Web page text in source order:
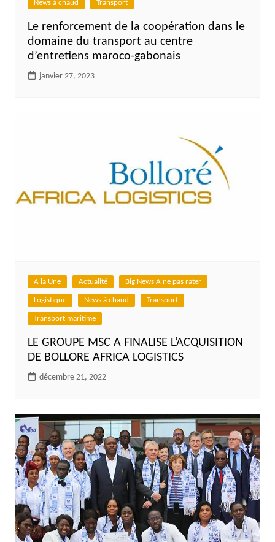
News à chaud Transport
Le renforcement de la coopération dans le
domaine du transport au centre
d’entretiens maroco-gabonais
janvier 27, 2023
A la Une Actualité Big News A ne pas rater
Logistique News à chaud Transport
Transport maritime
LE GROUPE MSC A FINALISE L’ACQUISITION
DE BOLLORE AFRICA LOGISTICS
décembre 21, 2022